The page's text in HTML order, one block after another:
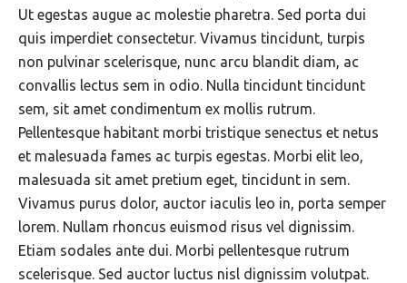
Ut egestas augue ac molestie pharetra. Sed porta dui
quis imperdiet consectetur. Vivamus tincidunt, turpis
non pulvinar scelerisque, nunc arcu blandit diam, ac
convallis lectus sem in odio. Nulla tincidunt tincidunt
sem, sit amet condimentum ex mollis rutrum.
Pellentesque habitant morbi tristique senectus et netus
et malesuada fames ac turpis egestas. Morbi elit leo,
malesuada sit amet pretium eget, tincidunt in sem.
Vivamus purus dolor, auctor iaculis leo in, porta semper
lorem. Nullam rhoncus euismod risus vel dignissim.
Etiam sodales ante dui. Morbi pellentesque rutrum
scelerisque. Sed auctor luctus nisl dignissim volutpat.